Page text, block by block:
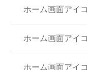
ホーム画面アイ
ホーム画面アイ
ホーム画面アイ